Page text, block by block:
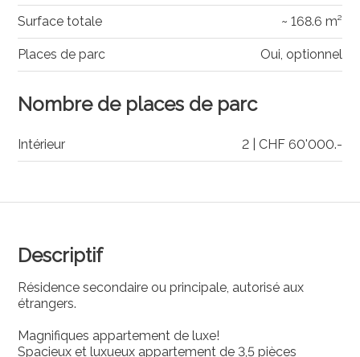
Descriptif
Résidence secondaire ou principale, autorisé aux
étrangers.
Magnifiques appartement de luxe!
Spacieux et luxueux appartement de 3,5 pièces
Surface totale ~ 168.6 m²
Places de parc Oui, optionnel
Nombre de places de parc
Intérieur 2 | CHF 60'000.-